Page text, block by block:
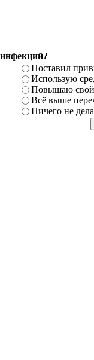
Поставил
Использую
Повышаю
Всё выше
Ничего не